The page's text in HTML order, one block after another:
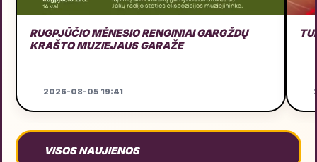
RUGPJŪČIO MĖNESIO RENGINIAI GARGŽDŲ
KRAŠTO MUZIEJAUS GARAŽE
2026-08-05 19:41
VISOS NAUJIENOS